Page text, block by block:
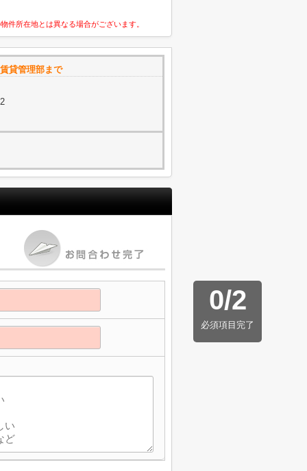
件所在地とは異なる場合がございます。
貸管理部まで
0/2
必須項目完了